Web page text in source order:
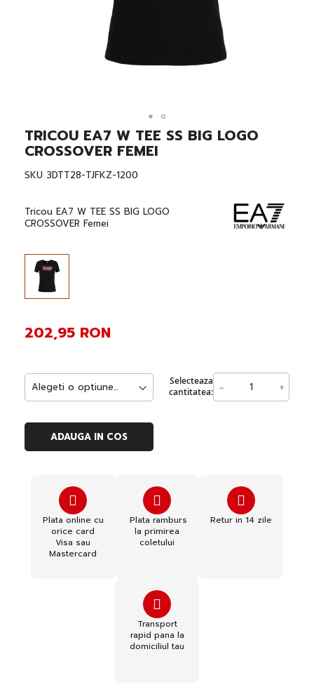
Skip
to
the
beginning
of
gallery
TRICOU EA7 W TEE SS BIG LOGO
CROSSOVER FEMEI
SKU 3DTT28-TJFKZ-1200
Tricou EA7 W TEE SS BIG LOGO
CROSSOVER Femei
Selecteaza
cantitatea: - +
202,95 RON
ADAUGA IN COS
Plata online cu
orice card
Visa sau
Mastercard
Plata ramburs
la primirea
coletului
Retur in 14 zile
Transport
rapid pana la
domiciliul tau